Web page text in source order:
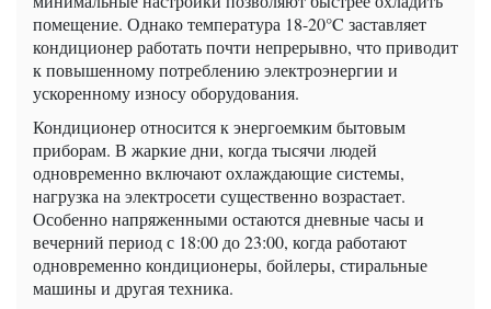
помещение. Однако температура 18-20°C заставляет
кондиционер работать почти непрерывно, что приводит
к повышенному потреблению электроэнергии и
ускоренному износу оборудования.
Кондиционер относится к энергоемким бытовым
приборам. В жаркие дни, когда тысячи людей
одновременно включают охлаждающие системы,
нагрузка на электросети существенно возрастает.
Особенно напряженными остаются дневные часы и
вечерний период с 18:00 до 23:00, когда работают
одновременно кондиционеры, бойлеры, стиральные
машины и другая техника.